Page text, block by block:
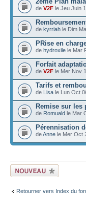
de V2F le Jeu Juin
de kyrriah le Dim
PRise en
de hydroxile le Mar
Forfait
de V2F le Mer Nov
Tarifs et
de Lisa le Lun Oct
Remise sur les
de Romuald le Mar
Pérennisation
deAnne le Mer Oct
Ecrire un nouveau
sujet
Retourner vers Index du